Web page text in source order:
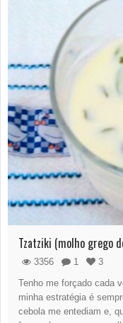
Tzatziki (molho grego
3356 1
3
Tenho me forçado cada
minha estratégia é
cebola me entediam e,